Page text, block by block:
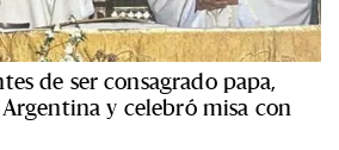
de ser consagrado papa,
y celebró misa con